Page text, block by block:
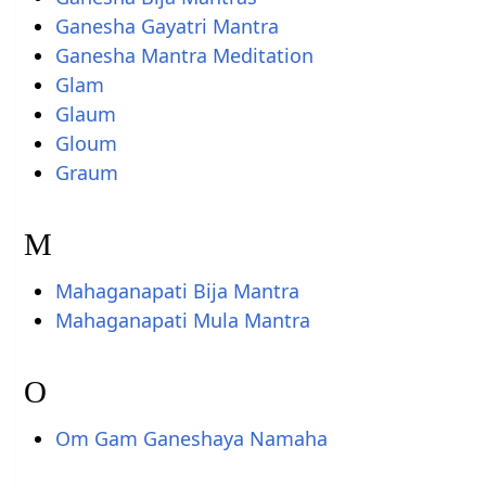
Ganesha Gayatri Mantra
Ganesha Mantra Meditation
Glam
Glaum
Gloum
Graum
M
Mahaganapati Bija Mantra
Mahaganapati Mula Mantra
O
Om Gam Ganeshaya Namaha